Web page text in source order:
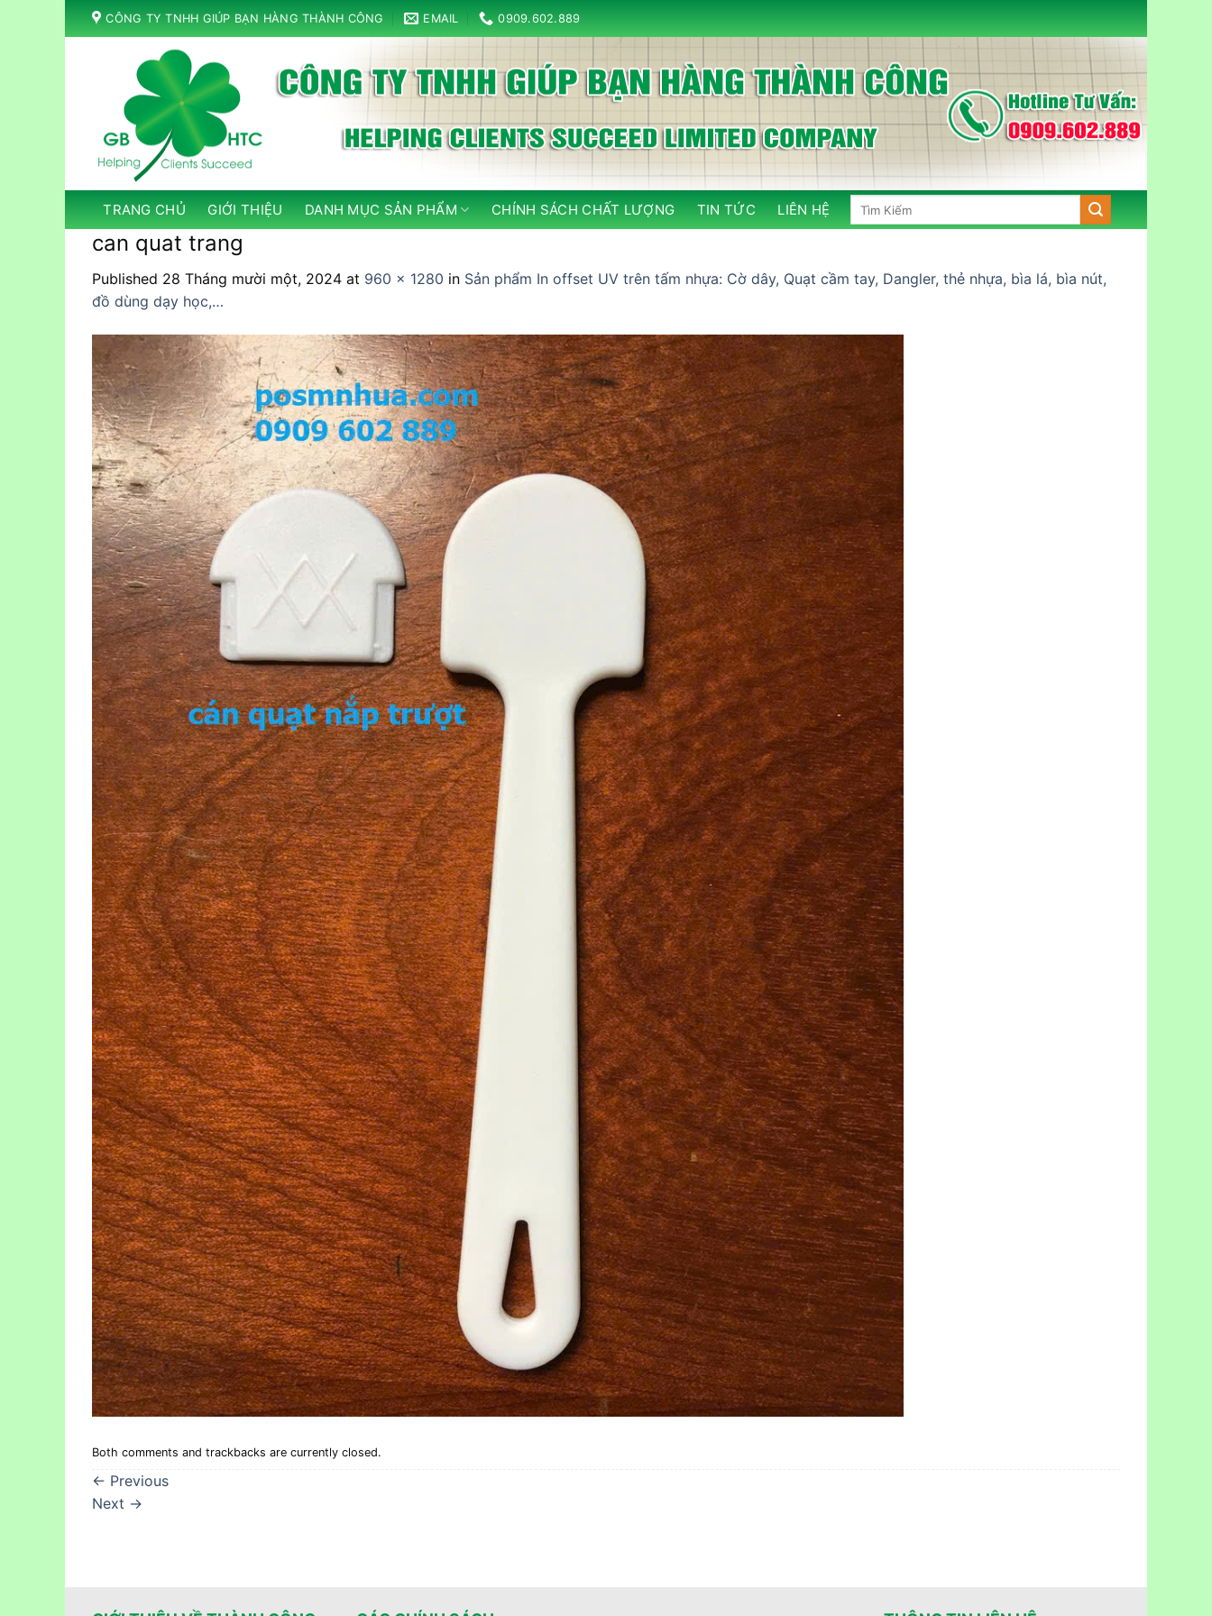
Skip
to
CÔNG TY TNHH GIÚP BẠN HÀNG THÀNH CÔNG EMAIL 0909.602.889
TRANG CHỦ GIỚI THIỆU DANH MỤC SẢN PHẨM CHÍNH SÁCH CHẤT LƯỢNG TIN TỨC LIÊN HỆ
Tìm
can quat trang
Published 28 Tháng mười một, 2024 at 960 × 1280 in Sản phẩm In offset UV trên tấm nhựa: Cờ dây, Quạt cầm tay, Dangler, thẻ nhựa, bìa lá, bìa nút,
đồ dùng dạy học,…
Both comments and trackbacks are currently closed.
← Previous
Next →